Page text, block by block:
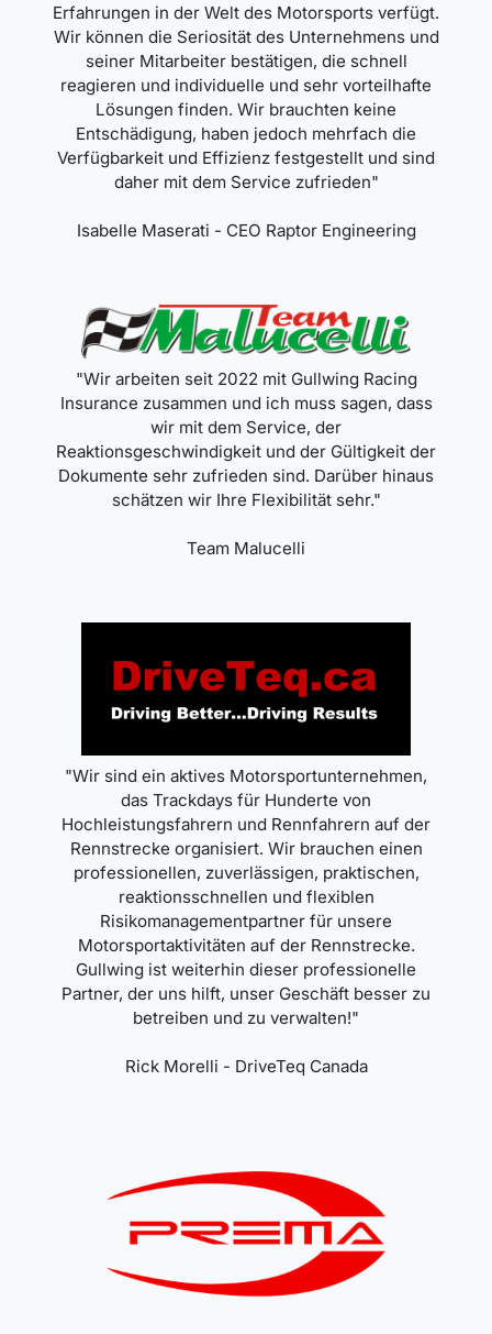
Erfahrungen in der Welt des Motorsports verfügt.
Wir können die Seriosität des Unternehmens und
seiner Mitarbeiter bestätigen, die schnell
reagieren und individuelle und sehr vorteilhafte
Lösungen finden. Wir brauchten keine
Entschädigung, haben jedoch mehrfach die
Verfügbarkeit und Effizienz festgestellt und sind
daher mit dem Service zufrieden"
Isabelle Maserati - CEO Raptor Engineering
"Wir arbeiten seit 2022 mit Gullwing Racing
Insurance zusammen und ich muss sagen, dass
wir mit dem Service, der
Reaktionsgeschwindigkeit und der Gültigkeit der
Dokumente sehr zufrieden sind. Darüber hinaus
schätzen wir Ihre Flexibilität sehr."
Team Malucelli
"Wir sind ein aktives Motorsportunternehmen,
das Trackdays für Hunderte von
Hochleistungsfahrern und Rennfahrern auf der
Rennstrecke organisiert. Wir brauchen einen
professionellen, zuverlässigen, praktischen,
reaktionsschnellen und flexiblen
Risikomanagementpartner für unsere
Motorsportaktivitäten auf der Rennstrecke.
Gullwing ist weiterhin dieser professionelle
Partner, der uns hilft, unser Geschäft besser zu
betreiben und zu verwalten!"
Rick Morelli - DriveTeq Canada